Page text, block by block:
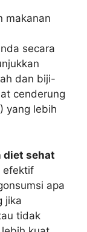
makanan
secara
dan biji-
cenderung
yang lebih
diet sehat
efektif
apa
jika
tidak